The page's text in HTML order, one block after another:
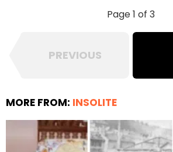
Page 1 of 3
PREVIOUS
MORE FROM: INSOLITE